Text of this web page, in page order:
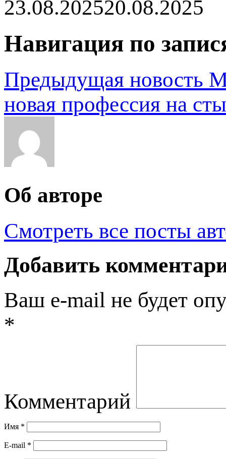
23.08.202520.08.2025
Навигация по
Предыдущая новость
новая профессия на
Об авторе
Смотреть все посты
Добавить
Ваш e-mail не будет
*
Комментарий
Имя *
E-mail *